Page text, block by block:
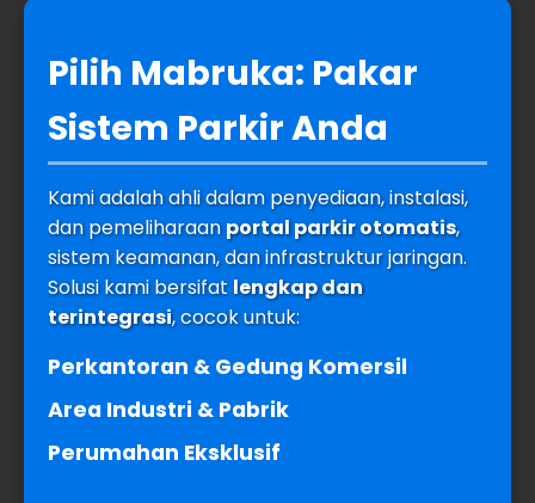
Pilih Mabruka: Pakar
Sistem ParkirAnda
Kami adalah ahli dalam penyediaan, instalasi,
dan pemeliharaanportal parkir otomatis,
sistem keamanan, dan infrastruktur jaringan.
Solusi kami bersifat lengkap dan
terintegrasi, cocok untuk:
Perkantoran & Gedung Komersil
Area Industri & Pabrik
Perumahan Eksklusif